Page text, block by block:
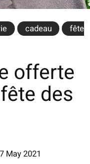
cadeau
fête
offerte
des
May 2021